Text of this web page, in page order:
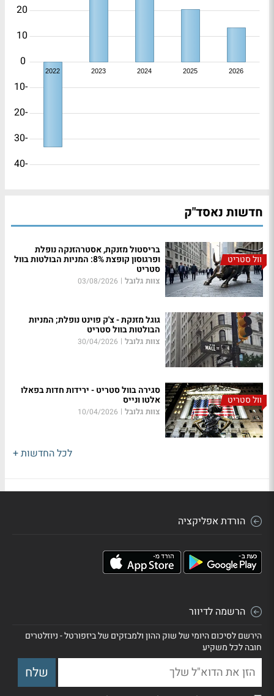
2022 2023 2024 2025 2026
-40
-30
-20
-10
0
10
20
חדשות נאסד"ק
וול סטריט
בריסטול מזנקת, אסטרהזנקה נופלת
ופרגוסון קופצת 8%: המניות הבולטות בוול
סטריט
צוות גלובל |
03/08/2026
גוגל מזנקת - צ'ק פוינט נופלת; המניות
הבולטות בוול סטריט
צוות גלובל |
30/04/2026
וול סטריט
סגירה בוול סטריט - ירידות חדות בפאלו
אלטו ונייס
צוות גלובל |
10/04/2026
לכל החדשות +
הורדת אפליקציה
הרשמה לדיוור
הירשם לסיכום היומי של שוק ההון ולמבזקים של ביזפורטל - ניוזלטרים
חובה לכל משקיע